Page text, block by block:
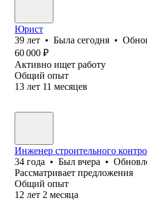
Юрист
39 лет • Была сегодня •
60 000 ₽
Активно ищет работу
Общий опыт
13 лет 11 месяцев
Инженер строительного
34 года • Был вчера •
Рассматривает предложения
Общий опыт
12 лет 2 месяца